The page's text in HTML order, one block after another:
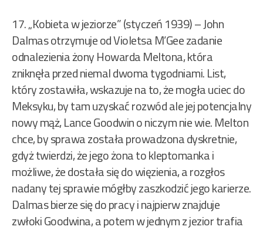
17. „Kobieta w jeziorze” (styczeń 1939) – John
Dalmas otrzymuje od Violetsa M’Gee zadanie
odnalezienia żony Howarda Meltona, która
zniknęła przed niemal dwoma tygodniami. List,
który zostawiła, wskazuje na to, że mogła uciec do
Meksyku, by tam uzyskać rozwód ale jej potencjalny
nowy mąż, Lance Goodwin o niczym nie wie. Melton
chce, by sprawa została prowadzona dyskretnie,
gdyż twierdzi, że jego żona to kleptomanka i
możliwe, że dostała się do więzienia, a rozgłos
nadany tej sprawie mógłby zaszkodzić jego karierze.
Dalmas bierze się do pracy i najpierw znajduje
zwłoki Goodwina, a potem w jednym z jezior trafia